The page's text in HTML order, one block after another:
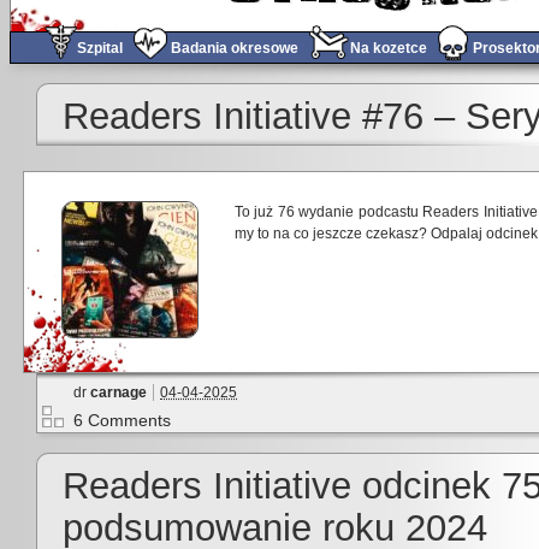
Szpital Badania okresowe Na kozetce
Readers Initiative #76 –
To już 76 wydanie podcastu Readers
my to na co jeszcze czekasz? Odpalaj
dr carnage 04-04-2025
6 Comments
Readers Initiative odcinek
podsumowanie roku 2024